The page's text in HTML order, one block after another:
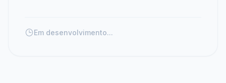
Em desenvolvimento...